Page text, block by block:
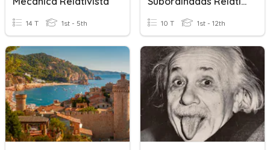
14 T 1st - 5th 10 T 1st - 12th